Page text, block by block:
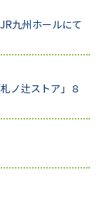
九州ホールにて
ノ辻ストア」８